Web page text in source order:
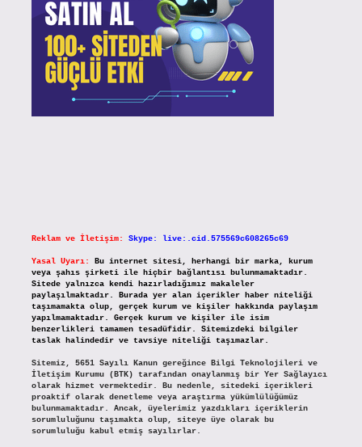
Reklam ve İletişim: Skype: live:.cid.575569c608265c69
Yasal Uyarı:
Bu internet sitesi, herhangi bir marka, kurum
veya şahıs şirketi ile hiçbir bağlantısı bulunmamaktadır.
Sitede yalnızca kendi hazırladığımız makaleler
paylaşılmaktadır. Burada yer alan içerikler haber niteliği
taşımamakta olup, gerçek kurum ve kişiler hakkında paylaşım
yapılmamaktadır. Gerçek kurum ve kişiler ile isim
benzerlikleri tamamen tesadüfidir. Sitemizdeki bilgiler
taslak halindedir ve tavsiye niteliği taşımazlar.
Sitemiz, 5651 Sayılı Kanun gereğince Bilgi Teknolojileri ve
İletişim Kurumu (BTK) tarafından onaylanmış bir Yer Sağlayıcı
olarak hizmet vermektedir. Bu nedenle, sitedeki içerikleri
proaktif olarak denetleme veya araştırma yükümlülüğümüz
bulunmamaktadır. Ancak, üyelerimiz yazdıkları içeriklerin
sorumluluğunu taşımakta olup, siteye üye olarak bu
sorumluluğu kabul etmiş sayılırlar.